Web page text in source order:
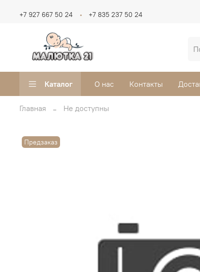
+7 927 667 50 24 +7 835 237 50 24
Каталог О нас Контакты
Главная Не доступны
Предзаказ